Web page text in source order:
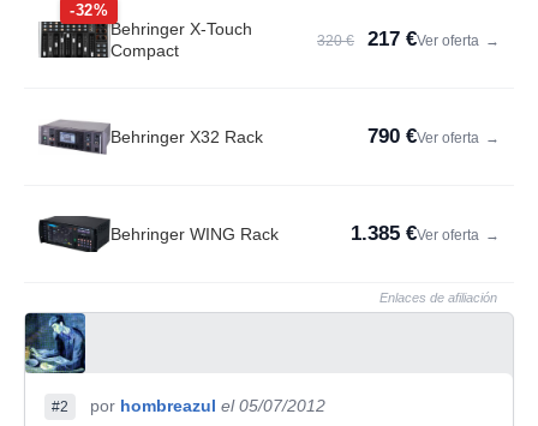
-32%
Behringer X-Touch
Compact
320 € 217 €Ver oferta →
Behringer X32 Rack 790 €Ver oferta →
Behringer WING Rack 1.385 €Ver oferta →
Enlaces de afiliación
#2 por hombreazul el 05/07/2012